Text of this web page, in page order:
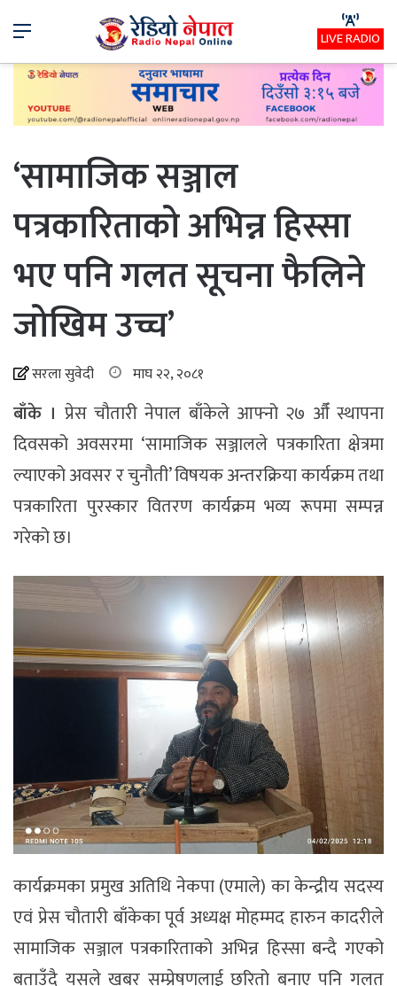
Menu LIVE RADIO
‘सामाजिक सञ्जाल
पत्रकारिताको अभिन्न हिस्सा
भए पनि गलत सूचना फैलिने
जोखिम उच्च’
सरला सुवेदी माघ २२, २०८१
बाँके । प्रेस चौतारी नेपाल बाँकेले आफ्नो २७ औँ स्थापना
दिवसको अवसरमा ‘सामाजिक सञ्जालले पत्रकारिता क्षेत्रमा
ल्याएको अवसर र चुनौती’ विषयक अन्तरक्रिया कार्यक्रम तथा
पत्रकारिता पुरस्कार वितरण कार्यक्रम भव्य रूपमा सम्पन्न
गरेको छ।
कार्यक्रमका प्रमुख अतिथि नेकपा (एमाले) का केन्द्रीय सदस्य
एवं प्रेस चौतारी बाँकेका पूर्व अध्यक्ष मोहम्मद हारुन कादरीले
सामाजिक सञ्जाल पत्रकारिताको अभिन्न हिस्सा बन्दै गएको
बताउँदै यसले खबर सम्प्रेषणलाई छरितो बनाए पनि गलत